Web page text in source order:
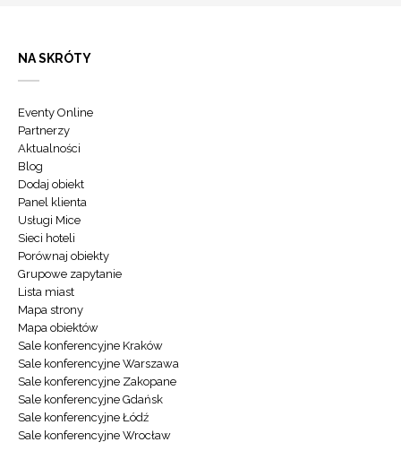
NA SKRÓTY
Eventy Online
Partnerzy
Aktualności
Blog
Dodaj obiekt
Panel klienta
Usługi Mice
Sieci hoteli
Porównaj obiekty
Grupowe zapytanie
Lista miast
Mapa strony
Mapa obiektów
Sale konferencyjne Kraków
Sale konferencyjne Warszawa
Sale konferencyjne Zakopane
Sale konferencyjne Gdańsk
Sale konferencyjne Łódź
Sale konferencyjne Wrocław